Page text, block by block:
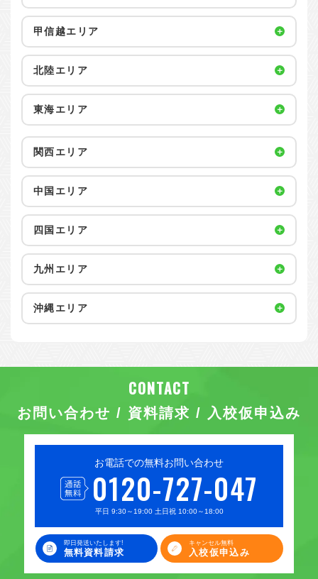
お問い合わせ / 資料請求 / 入校仮申込み
お電話での無料お問い合わせ
0120-727-047
平日 9:30～19:00 土日祝 10:00～18:00
即日発送いたします!
無料資料請求
キャンセル無料
入校仮申込み
甲信越エリア
北陸エリア
東海エリア
関西エリア
中国エリア
四国エリア
九州エリア
沖縄エリア